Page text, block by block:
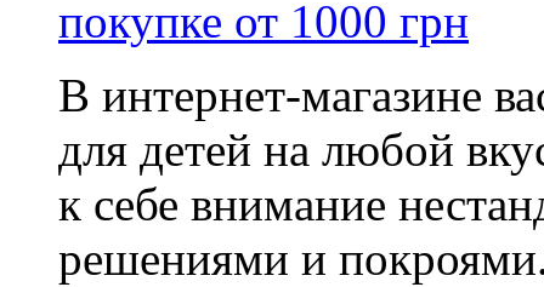
В интернет-магазине
для детей на любой
к себе внимание
решениями и